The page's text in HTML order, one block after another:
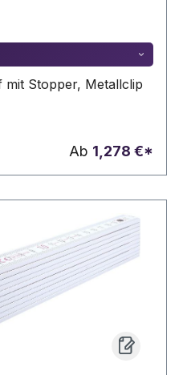
mit Stopper, Metallclip
Ab 1,278 €*